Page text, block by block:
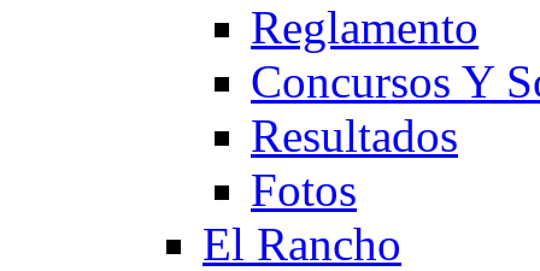
Reglamento
Concursos Y
Resultados
Fotos
El Rancho